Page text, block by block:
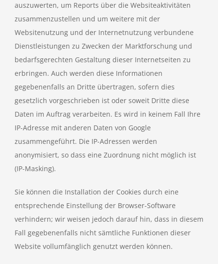
auszuwerten, um Reports über die Websiteaktivitäten
zusammenzustellen und um weitere mit der
Websitenutzung und der Internetnutzung verbundene
Dienstleistungen zu Zwecken der Marktforschung und
bedarfsgerechten Gestaltung dieser Internetseiten zu
erbringen. Auch werden diese Informationen
gegebenenfalls an Dritte übertragen, sofern dies
gesetzlich vorgeschrieben ist oder soweit Dritte diese
Daten im Auftrag verarbeiten. Es wird in keinem Fall Ihre
IP-Adresse mit anderen Daten von Google
zusammengeführt. Die IP-Adressen werden
anonymisiert, so dass eine Zuordnung nicht möglich ist
(IP-Masking).
Sie können die Installation der Cookies durch eine
entsprechende Einstellung der Browser-Software
verhindern; wir weisen jedoch darauf hin, dass in diesem
Fall gegebenenfalls nicht sämtliche Funktionen dieser
Website vollumfänglich genutzt werden können.